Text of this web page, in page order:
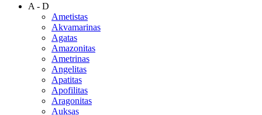
A - D
Ametistas
Akvamarinas
Agatas
Amazonitas
Ametrinas
Angelitas
Apatitas
Apofilitas
Aragonitas
Auksas